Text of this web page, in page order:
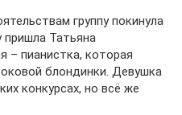
группу покинула
Татьяна
– пианистка, которая
блондинки. Девушка
конкурсах, но всё же